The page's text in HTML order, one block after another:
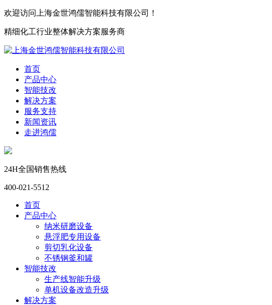
欢迎访问上海金世鸿儒智能科技有限公司！
精细化工行业整体解决方案服务商
首页
产品中心
智能技改
解决方案
服务支持
新闻资讯
走进鸿儒
24H全国销售热线
400-021-5512
首页
产品中心
纳米研磨设备
悬浮肥专用设备
剪切乳化设备
不锈钢釜和罐
智能技改
生产线智能升级
单机设备改造升级
解决方案